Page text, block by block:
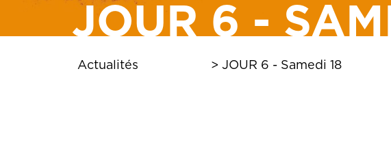
JOUR 6 -
Actualités > JOUR 6 - Samedi 18